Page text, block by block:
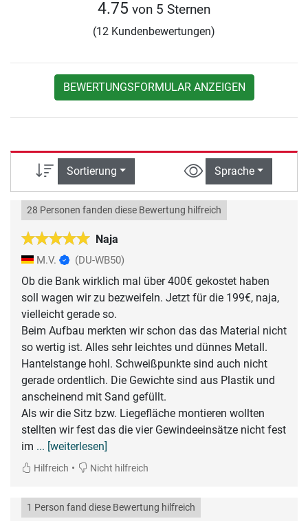
4.75 von 5 Sternen
(12 Kundenbewertungen)
BEWERTUNGSFORMULAR ANZEIGEN
Sortierung Sprache
Naja
28 Personen fanden diese Bewertung hilfreich
M.V. (DU-WB50)
Ob die Bank wirklich mal über 400€ gekostet haben
soll wagen wir zu bezweifeln. Jetzt für die 199€, naja,
vielleicht gerade so.
Beim Aufbau merkten wir schon das das Material nicht
so wertig ist. Alles sehr leichtes und dünnes Metall.
Hantelstange hohl. Schweißpunkte sind auch nicht
gerade ordentlich. Die Gewichte sind aus Plastik und
anscheinend mit Sand gefüllt.
Als wir die Sitz bzw. Liegefläche montieren wollten
stellten wir fest das die vier Gewindeeinsätze nicht fest
im ... [weiterlesen]
Hilfreich • Nicht hilfreich
1 Person fand diese Bewertung hilfreich